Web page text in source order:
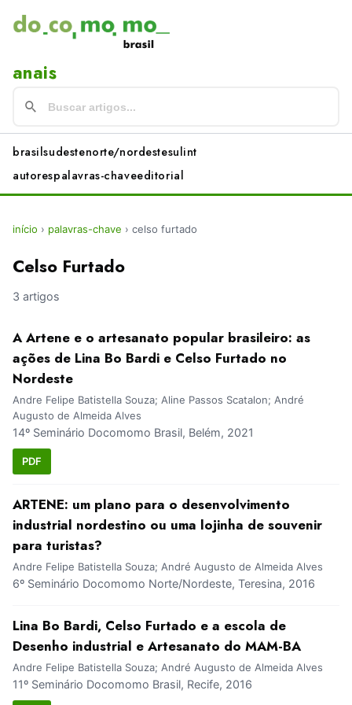
anais
brasilsudestenorte/nordestesulint
autorespalavras-chaveeditorial
início › palavras-chave › celso furtado
Celso Furtado
3 artigos
A Artene e o artesanato popular brasileiro: as
ações de Lina Bo Bardi e Celso Furtado no
Nordeste
Andre Felipe Batistella Souza; Aline Passos Scatalon; André
Augusto de Almeida Alves
14º Seminário Docomomo Brasil, Belém, 2021
PDF
ARTENE: um plano para o desenvolvimento
industrial nordestino ou uma lojinha de souvenir
para turistas?
Andre Felipe Batistella Souza; André Augusto de Almeida Alves
6º Seminário Docomomo Norte/Nordeste, Teresina, 2016
Lina Bo Bardi, Celso Furtado e a escola de
Desenho industrial e Artesanato do MAM-BA
Andre Felipe Batistella Souza; André Augusto de Almeida Alves
11º Seminário Docomomo Brasil, Recife, 2016